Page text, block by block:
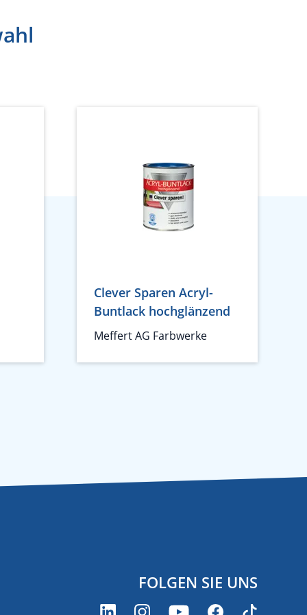
Clever Sparen Acryl-
Buntlack hochglänzend
Meffert AG Farbwerke
FOLGEN SIE UNS